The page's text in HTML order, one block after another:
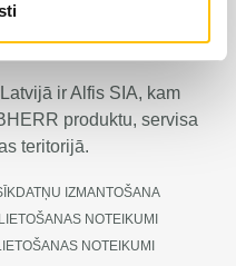
ir Alfis SIA, kam
produktu, servisa
teritorijā.
IZMANTOŠANA
LIETOŠANAS NOTEIKUMI
NOTEIKUMI